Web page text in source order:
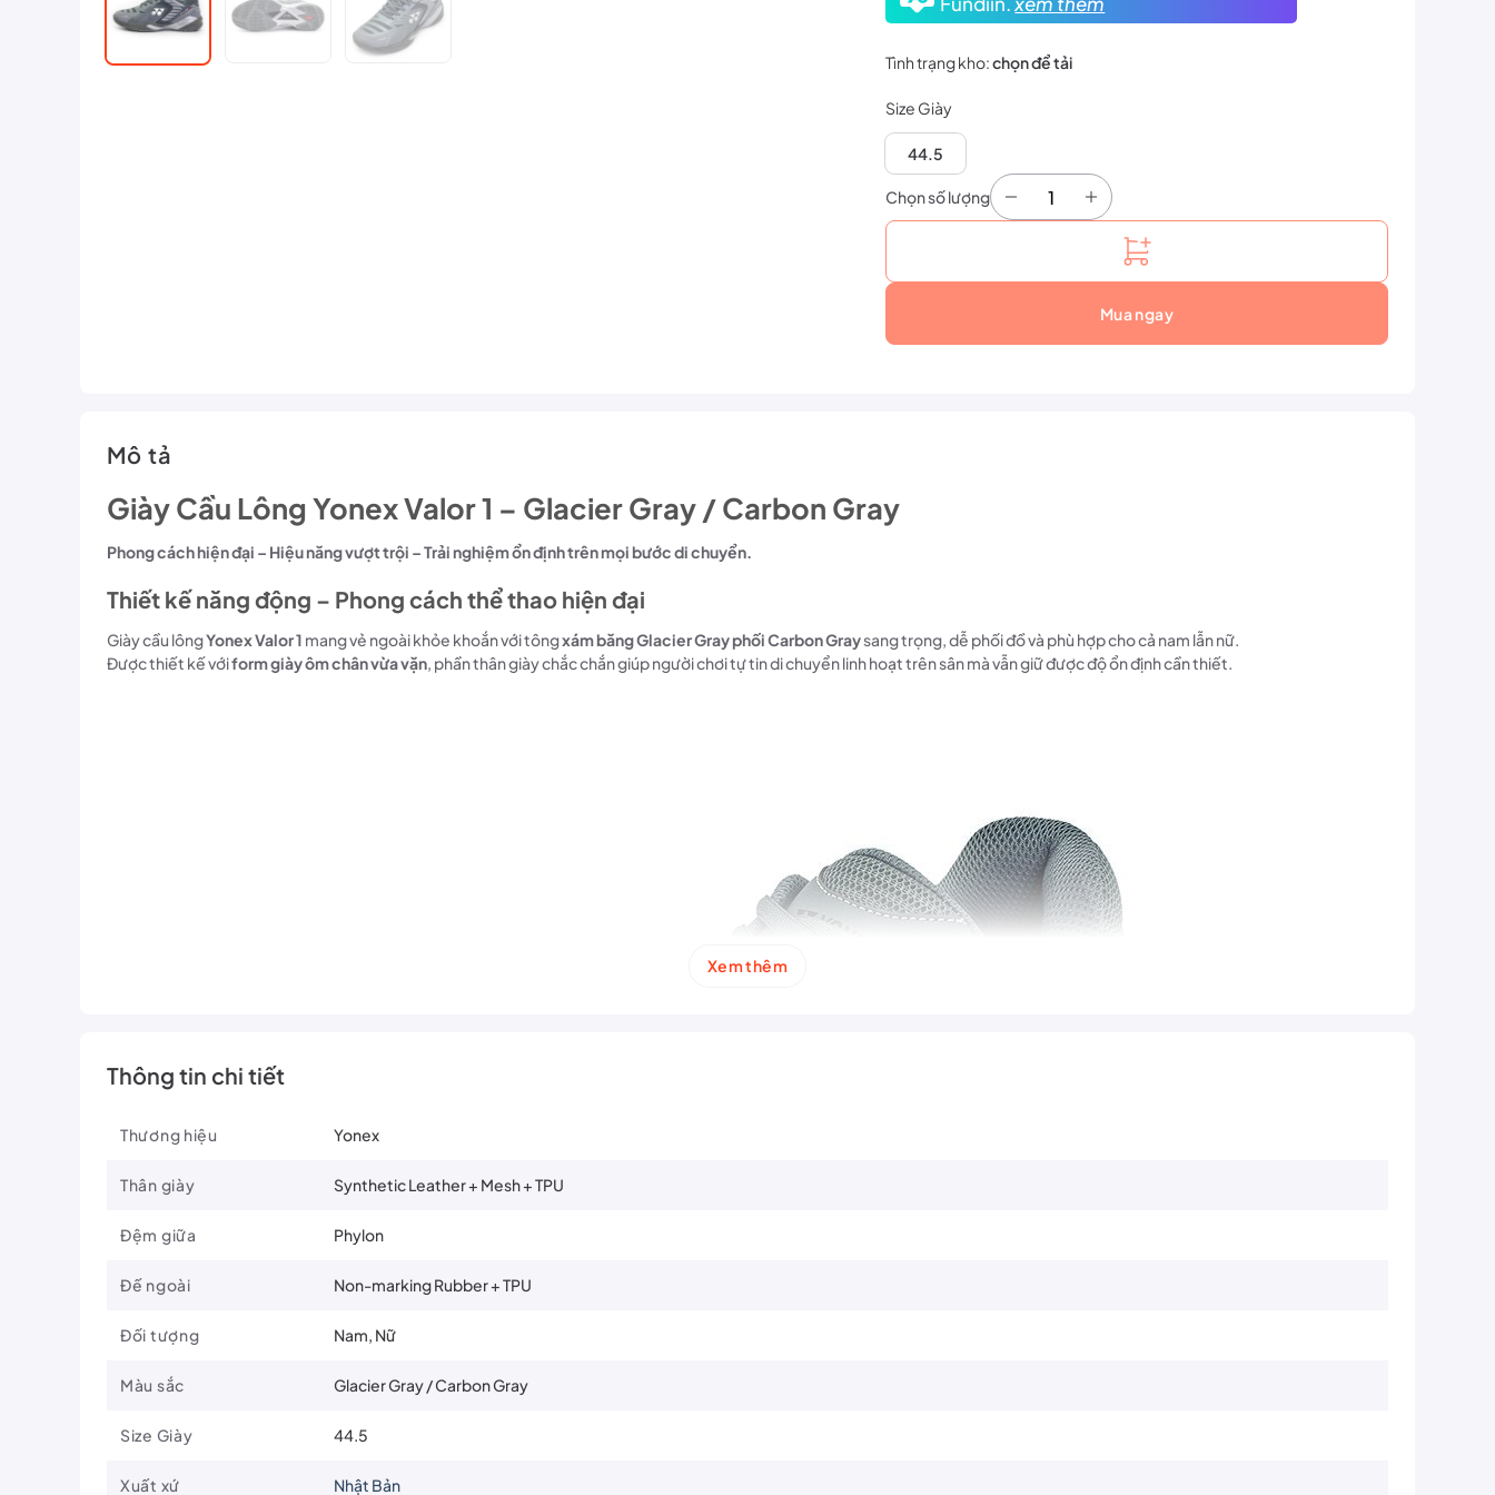
Tình trạng kho:chọn để tải
Size Giày
44.5
Chọn số lượng
Giày Cầu Lông Yonex Valor 1 - Glacier Gray / Carbon Gray số
Mua ngay
Mô tả
Giày Cầu Lông Yonex Valor 1 – Glacier Gray / Carbon Gray
Phong cách hiện đại – Hiệu năng vượt trội – Trải nghiệm ổn định trên mọi bước di chuyển.
Thiết kế năng động – Phong cách thể thao hiện đại
Giày cầu lôngYonex Valor 1 mang vẻ ngoài khỏe khoắn với tôngxám băng Glacier Gray phối Carbon Graysang trọng, dễ phối đồ và phù hợp cho cả nam lẫn nữ.
Được thiết kế vớiform giày ôm chân vừa vặn, phần thân giày chắc chắn giúp người chơi tự tin di chuyển linh hoạt trên sân mà vẫn giữ được độ ổn định cần thiết.
Xem thêm
Thông tin chi tiết
Thương hiệu Yonex
Thân giày Synthetic Leather + Mesh + TPU
Đệm giữa Phylon
Đế ngoài Non-marking Rubber + TPU
Đối tượng Nam, Nữ
Màu sắc Glacier Gray / Carbon Gray
Size Giày 44.5
Xuất xứ Nhật Bản